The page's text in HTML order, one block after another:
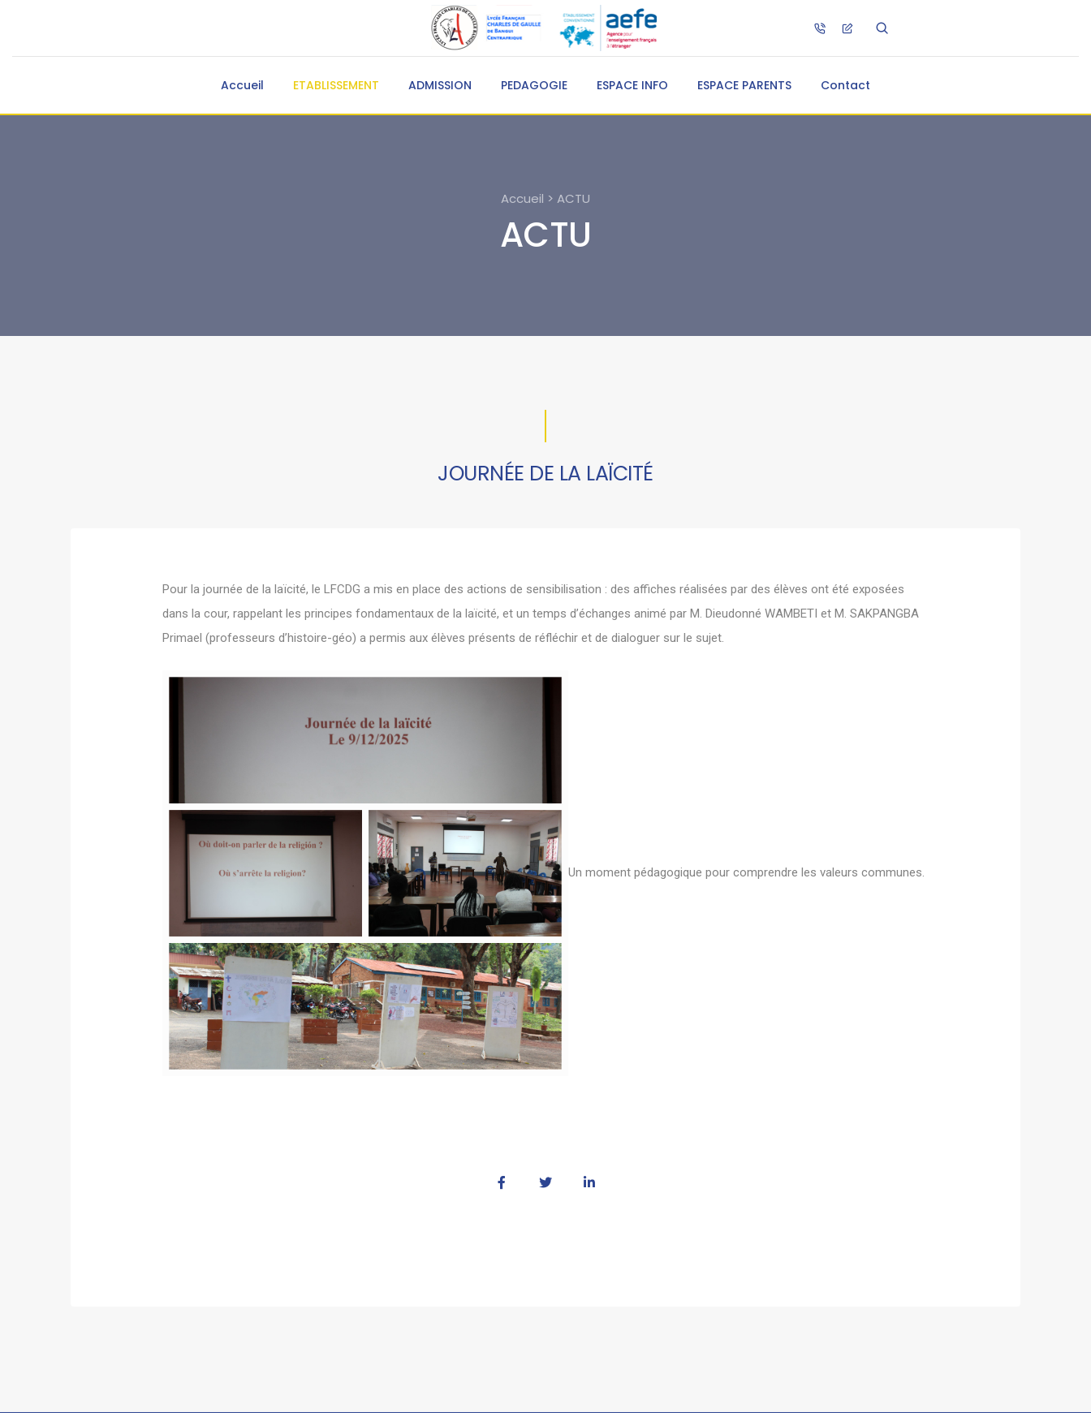
Accueil ETABLISSEMENT ADMISSION PEDAGOGIE ESPACE INFO ESPACE PARENTS Contact
Accueil > ACTU
ACTU
JOURNÉE DE LA LAÏCITÉ
Pour la journée de la laïcité, le LFCDG a mis en place des actions de sensibilisation : des affiches réalisées par des élèves ont été exposées
dans la cour, rappelant les principes fondamentaux de la laïcité, et un temps d’échanges animé par M. Dieudonné WAMBETI et M. SAKPANGBA
Primael (professeurs d’histoire-géo) a permis aux élèves présents de réfléchir et de dialoguer sur le sujet.
Un moment pédagogique pour comprendre les valeurs communes.